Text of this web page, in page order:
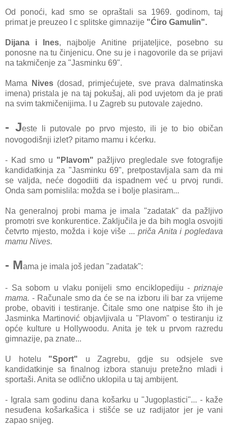
Od ponoći, kad smo se opraštali sa 1969. godinom, taj
primat je preuzeo I c splitske gimnazije "Ćiro Gamulin".
Dijana i Ines, najbolje Anitine prijateljice, posebno su
ponosne na tu činjenicu. One su je i nagovorile da se prijavi
na takmičenje za "Jasminku 69".
Mama Nives(dosad, primjećujete, sve prava dalmatinska
imena) pristala je na taj pokušaj, ali pod uvjetom da je prati
na svim takmičenijima. I u Zagreb su putovale zajedno.
- Jeste li putovale po prvo mjesto, ili je to bio običan
novogodišnji izlet? pitamo mamu i kćerku.
- Kad smo u "Plavom" pažljivo pregledale sve fotografije
kandidatkinja za "Jasminku 69", pretpostavljala sam da mi
se valjda, neće dogodiiti da ispadnem već u prvoj rundi.
Onda sam pomislila: možda se i bolje plasiram...
Na generalnoj probi mama je imala "zadatak" da pažljivo
promotri sve konkurentice. Zaključila je da bih mogla osvojiti
četvrto mjesto, možda i koje više ... priča Anita i pogledava
mamu Nives.
- Mama je imala još jedan "zadatak":
- Sa sobom u vlaku ponijeli smo enciklopediju - priznaje
mama. - Računale smo da će se na izboru ili bar za vrijeme
probe, obaviti i testiranje. Čitale smo one natpise što ih je
Jasminka Martinović objavljivala u "Plavom" o testiranju iz
opće kulture u Hollywoodu. Anita je tek u prvom razredu
gimnazije, pa znate...
U hotelu "Sport" u Zagrebu, gdje su odsjele sve
kandidatkinje sa finalnog izbora stanuju pretežno mladi i
sportaši. Anita se odlično uklopila u taj ambijent.
- Igrala sam godinu dana košarku u "Jugoplastici"... - kaže
nesuđena košarkašica i stišće se uz radijator jer je vani
zapao snijeg.